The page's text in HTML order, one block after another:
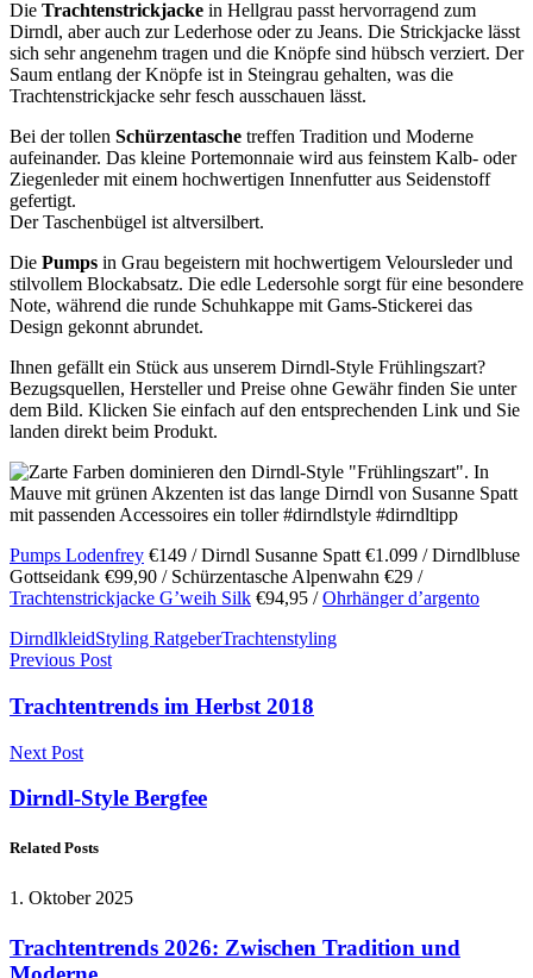
Die Trachtenstrickjacke in Hellgrau passt hervorragend zum
Dirndl, aber auch zur Lederhose oder zu Jeans. Die Strickjacke lässt
sich sehr angenehm tragen und die Knöpfe sind hübsch verziert. Der
Saum entlang der Knöpfe ist in Steingrau gehalten, was die
Trachtenstrickjacke sehr fesch ausschauen lässt.
Bei der tollen Schürzentasche treffen Tradition und Moderne
aufeinander. Das kleine Portemonnaie wird aus feinstem Kalb- oder
Ziegenleder mit einem hochwertigen Innenfutter aus Seidenstoff
gefertigt.
Der Taschenbügel ist altversilbert.
Die Pumps in Grau begeistern mit hochwertigem Veloursleder und
stilvollem Blockabsatz. Die edle Ledersohle sorgt für eine besondere
Note, während die runde Schuhkappe mit Gams-Stickerei das
Design gekonnt abrundet.
Ihnen gefällt ein Stück aus unserem Dirndl-Style Frühlingszart?
Bezugsquellen, Hersteller und Preise ohne Gewähr finden Sie unter
dem Bild. Klicken Sie einfach auf den entsprechenden Link und Sie
landen direkt beim Produkt.
Pumps Lodenfrey €149 / Dirndl Susanne Spatt €1.099 / Dirndlbluse
Gottseidank €99,90 / Schürzentasche Alpenwahn €29 /
Trachtenstrickjacke G’weih Silk €94,95 /Ohrhänger d’argento
DirndlkleidStyling RatgeberTrachtenstyling
Previous Post
Trachtentrends im Herbst 2018
Next Post
Dirndl-Style Bergfee
Related Posts
1. Oktober 2025
Trachtentrends 2026: Zwischen Tradition und